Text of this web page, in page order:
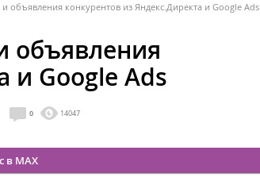
объявления конкурентов из Яндекс.Директа и Google Ads
объявления
и Google Ads
0 14047
в MAX